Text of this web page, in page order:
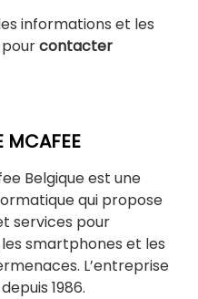
informations et les
contacter
MCAFEE
Belgique est une
qui propose
services pour
smartphones et les
L’entreprise
1986.